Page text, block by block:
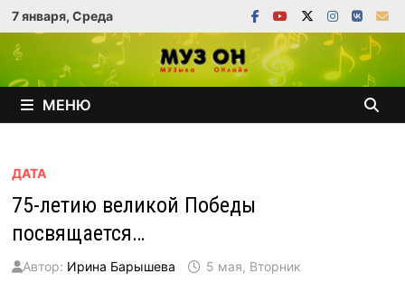
Перейти
к
содержимому
7 января, Среда
МЕНЮ
ДАТА
75-летию великой Победы
посвящается…
Автор: Ирина Барышева 5 мая, Вторник